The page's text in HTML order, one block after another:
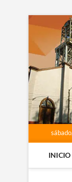
contenido
INICIO